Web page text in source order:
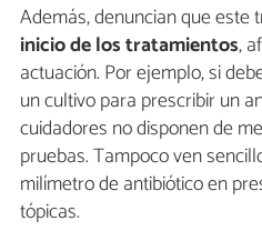
Además, denuncian que este
inicio de los tratamientos,
actuación. Por ejemplo, si
un cultivo para prescribir un
cuidadores no disponen de
pruebas. Tampoco ven
milímetro de antibiótico en
tópicas.